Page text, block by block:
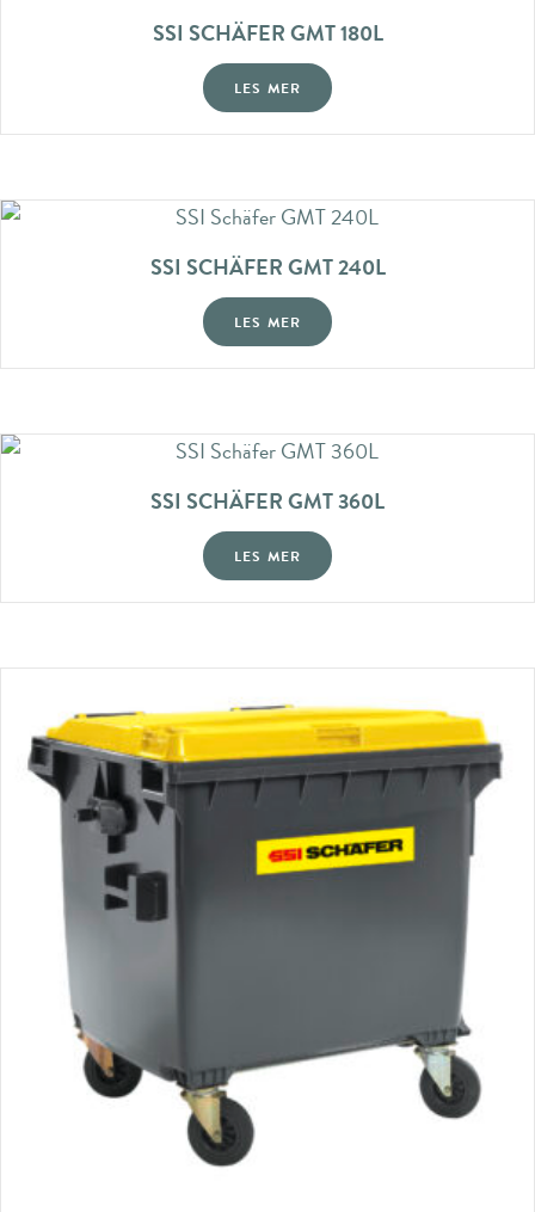
SSI SCHÄFER GMT 180L
LES MER
SSI SCHÄFER GMT 240L
LES MER
SSI SCHÄFER GMT 360L
LES MER